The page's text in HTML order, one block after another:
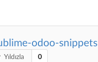
odoo-snippets
Yıldızla 0